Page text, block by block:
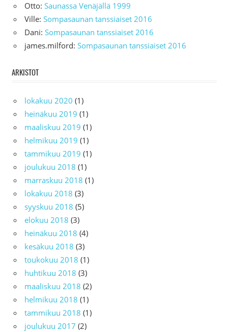
Otto: Saunassa Venäjällä 1999
Ville: Sompasaunan tanssiaiset 2016
Dani: Sompasaunan tanssiaiset 2016
james.milford: Sompasaunan tanssiaiset 2016
ARKISTOT
lokakuu 2020 (1)
heinäkuu 2019 (1)
maaliskuu 2019 (1)
helmikuu 2019 (1)
tammikuu 2019 (1)
joulukuu 2018 (1)
marraskuu 2018 (1)
lokakuu 2018 (3)
syyskuu 2018 (5)
elokuu 2018 (3)
heinäkuu 2018 (4)
kesäkuu 2018 (3)
toukokuu 2018 (1)
huhtikuu 2018 (3)
maaliskuu 2018 (2)
helmikuu 2018 (1)
tammikuu 2018 (1)
joulukuu 2017 (2)